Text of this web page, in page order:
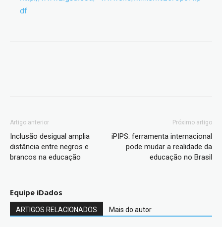
df
Artigo anterior
Inclusão desigual amplia
distância entre negros e
brancos na educação
Próximo artigo
iPIPS: ferramenta internacional
pode mudar a realidade da
educação no Brasil
Equipe iDados
ARTIGOS RELACIONADOS Mais do autor